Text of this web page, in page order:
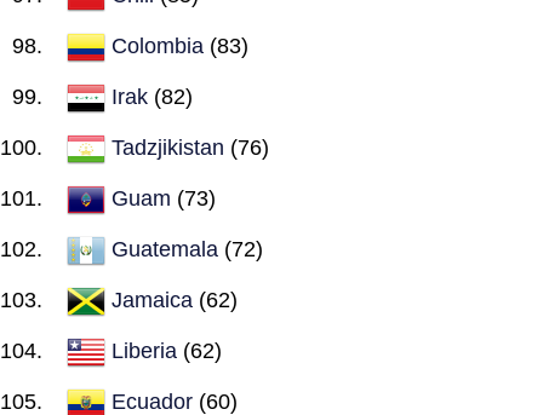
Colombia (83)
Irak (82)
Tadzjikistan (76)
Guam (73)
Guatemala (72)
Jamaica (62)
Liberia (62)
Ecuador (60)